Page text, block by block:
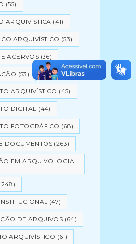
(55)
ARQUIVÍSTICA (41)
ARQUIVÍSTICO (53)
ACERVOS (36)
(53)
ARQUIVÍSTICO (45)
DIGITAL (44)
FOTOGRÁFICO (68)
DOCUMENTOS (263)
EM ARQUIVOLOGIA
(248)
(47)
DE ARQUIVOS (64)
ARQUIVÍSTICO (61)